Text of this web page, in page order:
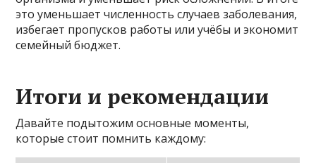
это уменьшает численность случаев заболевания,
избегает пропусков работы или учёбы и экономит
семейный бюджет.
Итоги и рекомендации
Давайте подытожим основные моменты,
которые стоит помнить каждому: